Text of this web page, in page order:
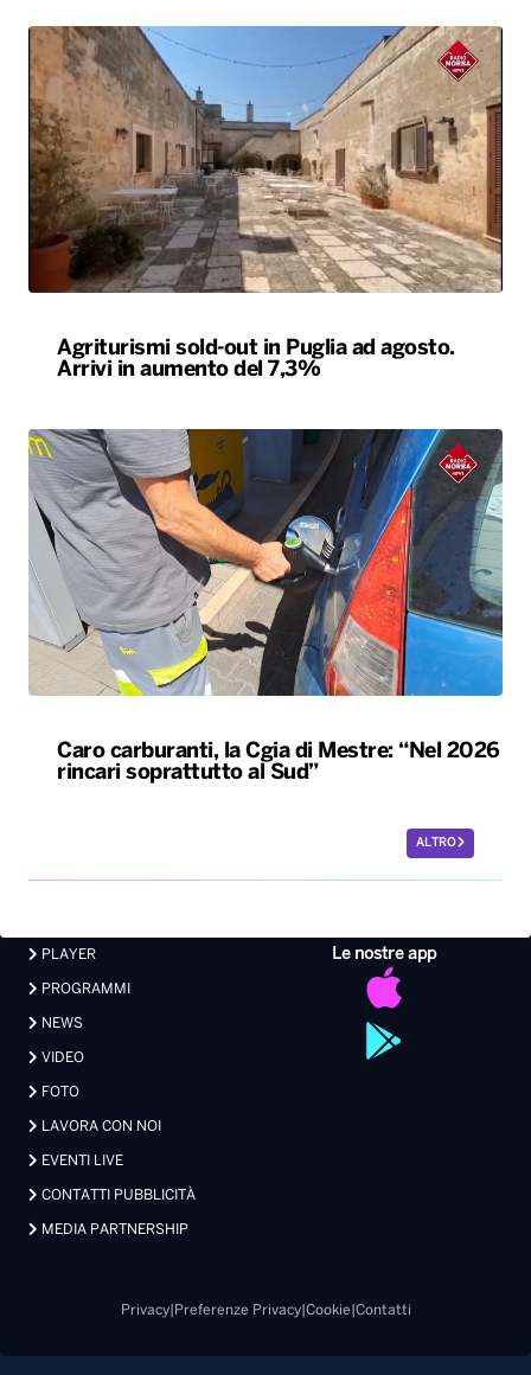
Agriturismi sold-out in Puglia ad agosto.
Arrivi in aumento del 7,3%
Caro carburanti, la Cgia di Mestre: “Nel 2026
rincari soprattutto al Sud”
ALTRO
Le nostre app
PLAYER
PROGRAMMI
NEWS
VIDEO
FOTO
LAVORA CON NOI
EVENTI LIVE
CONTATTI PUBBLICITÀ
MEDIA PARTNERSHIP
Privacy| Preferenze Privacy| Cookie Contatti